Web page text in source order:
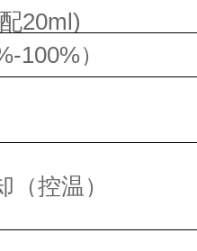
20ml)
100%）
（控温）